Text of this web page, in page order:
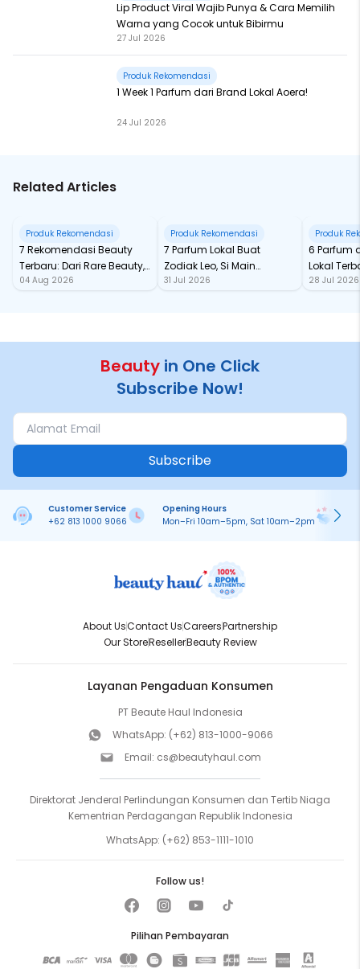
Lip Product Viral Wajib Punya & Cara Memilih
Warna yang Cocok untuk Bibirmu
27 Jul 2026
Produk Rekomendasi
1 Week 1 Parfum dari Brand Lokal Aoera!
24 Jul 2026
Related Articles
Produk Rekomendasi
7 Rekomendasi Beauty
Terbaru: Dari Rare Beauty,
Sampai Rhode Skin, Super
04 Aug 2026
Produk Rekomendasi
7 Parfum Lokal Buat
Zodiak Leo, Si Main
Character yang Selalu
31 Jul 2026
Produk
6 Parfum
Lokal
dari
28 Jul 2026
Beauty in One Click
Subscribe Now!
Subscribe
Customer Service
+62 813 1000 9066
Opening Hours
Mon–Fri 10am–5pm, Sat 10am–2pm
About UsContact UsCareersPartnership
Our StoreResellerBeauty Review
Layanan Pengaduan Konsumen
PT Beaute Haul Indonesia
WhatsApp: (+62) 813-1000-9066
Email: cs@beautyhaul.com
Direktorat Jenderal Perlindungan Konsumen dan Tertib Niaga
Kementrian Perdagangan Republik Indonesia
WhatsApp: (+62) 853-1111-1010
Pilihan Pembayaran
Follow us!